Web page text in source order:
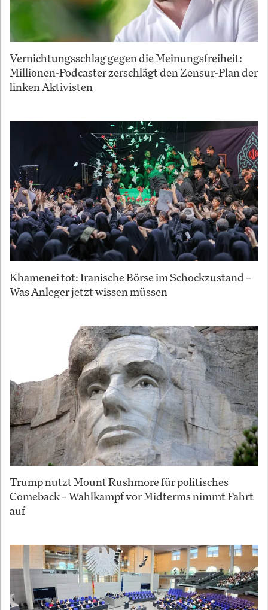
Vernichtungsschlag gegen die Meinungsfreiheit:
Millionen-Podcaster zerschlägt den Zensur-Plan der
linken Aktivisten
Khamenei tot: Iranische Börse im Schockzustand –
Was Anleger jetzt wissen müssen
Trump nutzt Mount Rushmore für politisches
Comeback – Wahlkampf vor Midterms nimmt Fahrt
auf